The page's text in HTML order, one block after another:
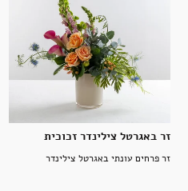
זר באגרטל צילינדר זכוכית
זר פרחים עונתי באגרטל צילינדר